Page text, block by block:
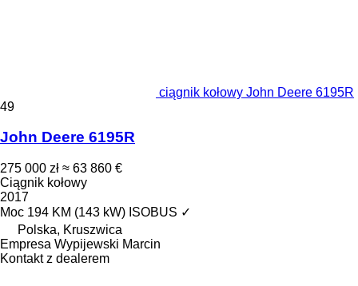
ciągnik kołowy John Deere 6195R
49
John Deere 6195R
275 000 zł ≈ 63 860 €
Ciągnik kołowy
2017
Moc 194 KM (143 kW) ISOBUS ✓
Polska, Kruszwica
Empresa Wypijewski Marcin
Kontakt z dealerem